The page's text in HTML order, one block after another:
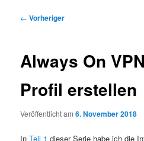
Beitragsnavigation
← Vorheriger
Always On
Profil erstellen
Veröffentlicht am6. November 2018
InTeil 1 dieser Serie habe ich die